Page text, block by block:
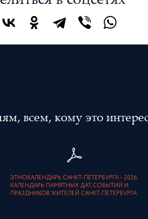
всем, кому это
ЭТНОКАЛЕНДАРЬ САНКТ-ПЕТЕРБУРГА – 2026.
КАЛЕНДАРЬ ПАМЯТНЫХ ДАТ, СОБЫТИЙ И
ПРАЗДНИКОВ ЖИТЕЛЕЙ САНКТ-ПЕТЕРБУРГА